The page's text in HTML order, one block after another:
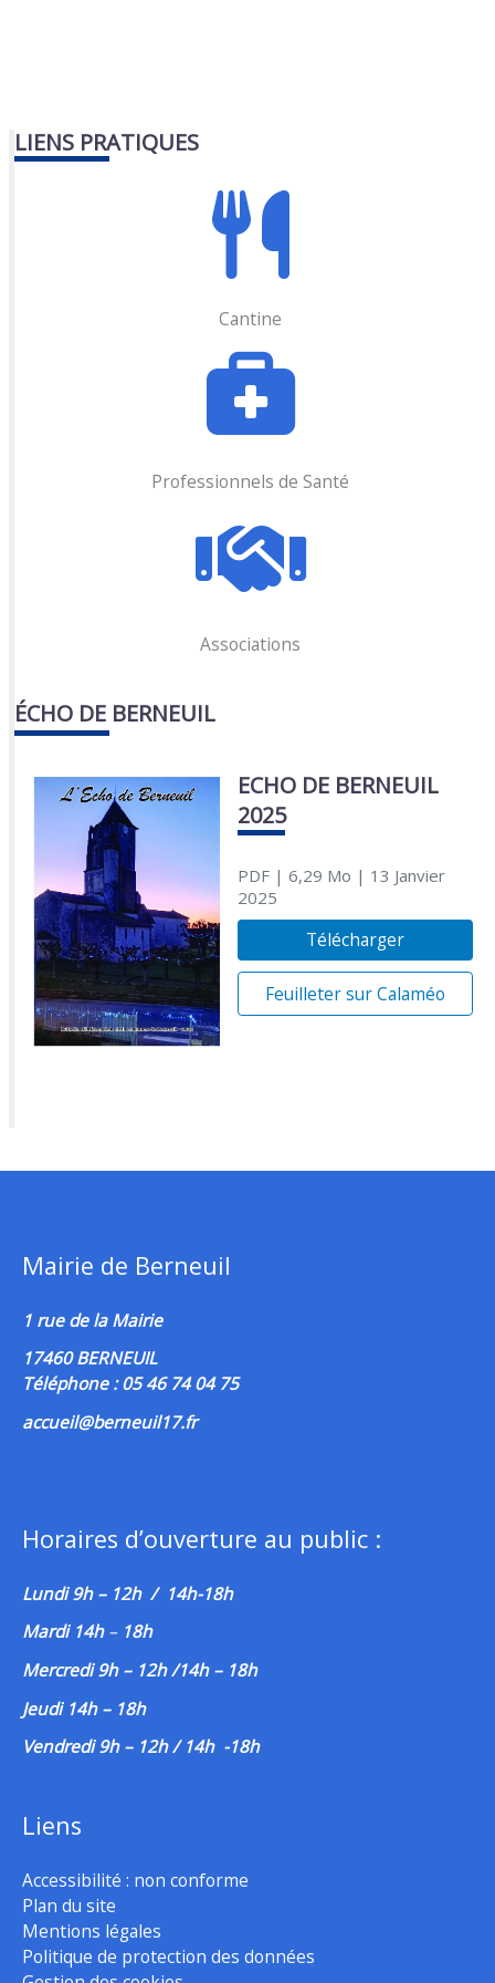
LIENS PRATIQUES
Cantine
Professionnels de Santé
Associations
ÉCHO DE BERNEUIL
ECHO DE BERNEUIL
2025
PDF| 6,29 Mo | 13 Janvier
2025
Télécharger
Feuilleter sur Calaméo
Mairie de Berneuil
1 rue de la Mairie
17460 BERNEUIL
Téléphone : 05 46 74 04 75
accueil@berneuil17.fr
Horaires d’ouverture au public :
Lundi 9h – 12h / 14h-18h
Mardi 14h– 18h
Mercredi 9h – 12h /14h – 18h
Jeudi 14h – 18h
Vendredi 9h – 12h / 14h -18h
Liens
Accessibilité : non conforme
Plan du site
Mentions légales
Politique de protection des données